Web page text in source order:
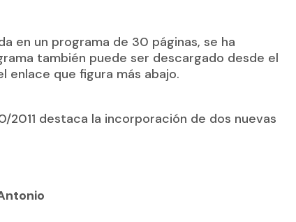
en un programa de 30 páginas, se ha
también puede ser descargado desde el
enlace que figura más abajo.
2011 destaca la incorporación de dos nuevas